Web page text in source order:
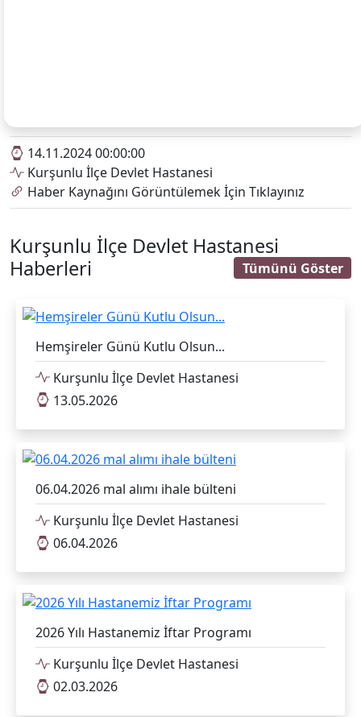
14.11.2024 00:00:00
Kurşunlu İlçe Devlet Hastanesi
Haber Kaynağını Görüntülemek İçin Tıklayınız
Kurşunlu İlçe Devlet Hastanesi
Haberleri
Tümünü Göster
Hemşireler Günü Kutlu Olsun...
Kurşunlu İlçe Devlet Hastanesi
13.05.2026
06.04.2026 mal alımı ihale bülteni
Kurşunlu İlçe Devlet Hastanesi
06.04.2026
2026 Yılı Hastanemiz İftar Programı
Kurşunlu İlçe Devlet Hastanesi
02.03.2026